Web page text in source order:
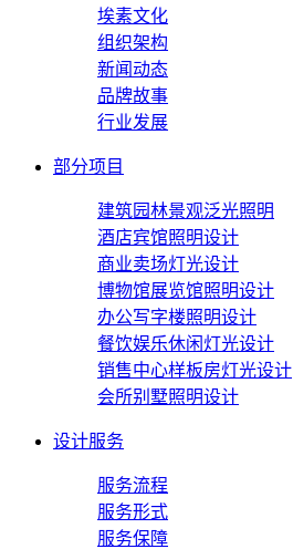
埃素文化
组织架构
新闻动态
品牌故事
行业发展
部分项目
建筑园林景观泛光照明
酒店宾馆照明设计
商业卖场灯光设计
博物馆展览馆照明设计
办公写字楼照明设计
餐饮娱乐休闲灯光设计
销售中心样板房灯光设计
会所别墅照明设计
设计服务
服务流程
服务形式
服务保障